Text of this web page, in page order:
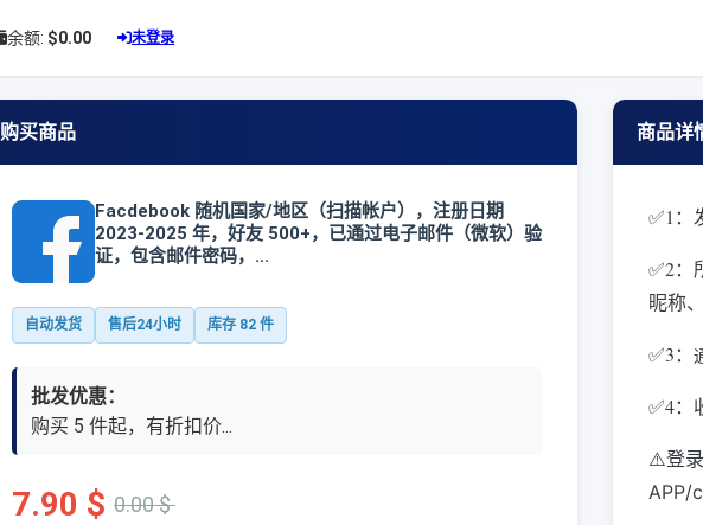
余额: $0.00 未登录
购买商品
Facdebook 随机国家/地区（扫描帐户），注册日期
2023-2025 年，好友 500+，已通过电子邮件（微软）验
证，包含邮件密码，...
自动发货 售后24小时 库存 82 件
批发优惠：
购买 5 件起，有折扣价...
7.90 $ 0.00 $
商品详
✅1：
✅2：
昵称
✅3：
✅4：
⚠️登录
APP/